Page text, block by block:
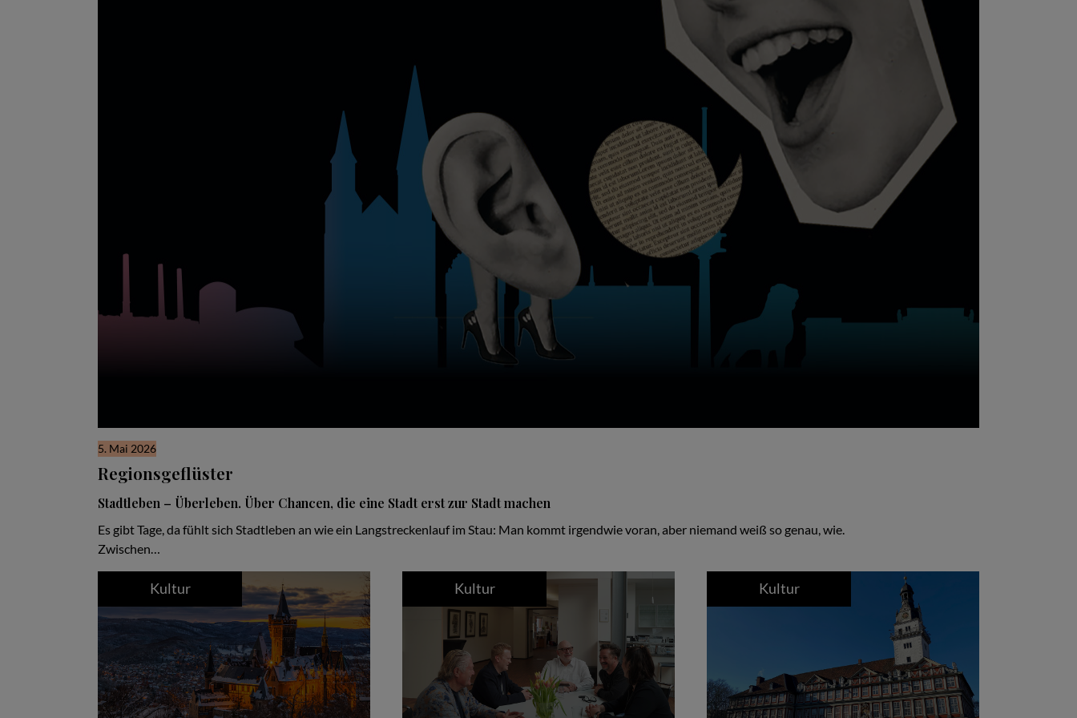
5. Mai 2026
Regionsgeflüster
Stadtleben – Überleben. Über Chancen, die eine Stadt erst zur Stadt machen
Es gibt Tage, da fühlt sich Stadtleben an wie ein Langstreckenlauf im Stau: Man kommt irgendwie voran, aber niemand weiß so genau, wie.
Zwischen…
Kultur Kultur Kultur